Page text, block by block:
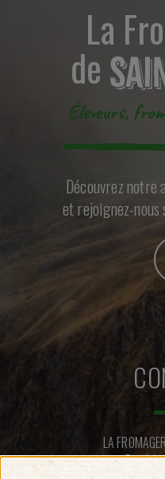
La
de
Éleveurs,
Découvrez
et rejoignez-nous
LA
Rue